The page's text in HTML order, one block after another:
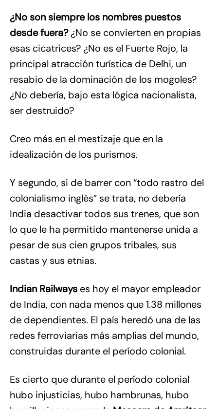
¿No son siempre los nombres puestos
desde fuera?¿No se convierten en propias
esas cicatrices? ¿No es el Fuerte Rojo, la
principal atracción turística de Delhi, un
resabio de la dominación de los mogoles?
¿No debería, bajo esta lógica nacionalista,
ser destruido?
Creo más en el mestizaje que en la
idealización de los purismos.
Y segundo, si de barrer con “todo rastro del
colonialismo inglés” se trata, no debería
India desactivar todos sus trenes, que son
lo que le ha permitido mantenerse unida a
pesar de sus cien grupos tribales, sus
castas y sus etnias.
Indian Railways es hoy el mayor empleador
de India, con nada menos que 1.38 millones
de dependientes. El país heredó una de las
redes ferroviarias más amplias del mundo,
construidas durante el período colonial.
Es cierto que durante el período colonial
hubo injusticias, hubo hambrunas, hubo